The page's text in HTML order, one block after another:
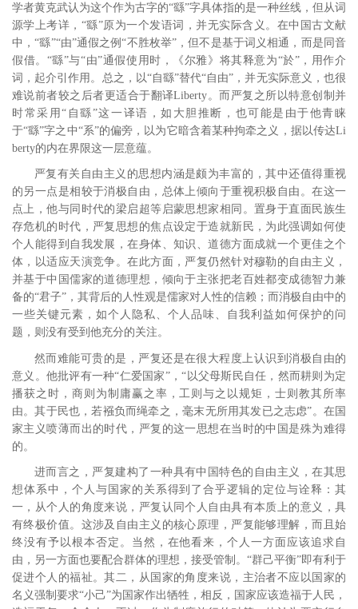
学者黄克武认为这个作为古字的“繇”字具体指的是一种丝线， 但从词
源学上考详，“繇”原为一个发语词， 并无实际含义。在中国古文献
中，“繇”“由”通假之例“不胜枚举”，但不是基于词义相通，而是同音
假借。“繇”与“由”通假使用时，《尔雅》将其释意为“於”，用作介
词，起介引作用。 总之，以“自繇”替代“自由”，并无实际意义，也很
难说前者较之后者更适合于翻译Liberty。而严复之所以特意创制并
时常采用“自繇”这一译语，如大胆推断，也可能是由于他青睐
于“繇”字之中“系”的偏旁，以为它暗含着某种拘牵之义，据以传达Li
berty的内在界限这一层意蕴。
严复有关自由主义的思想内涵是颇为丰富的，其中还值得重视
的另一点是相较于消极自由，总体上倾向于重视积极自由。在这一
点上，他与同时代的梁启超等启蒙思想家相同。置身于直面民族生
存危机的时代，严复思想的焦点设定于造就新民，为此强调如何使
个人能得到自我发展，在身体、知识、道德方面成就一个更佳之个
体，以适应天演竞争。在此方面，严复仍然针对穆勒的自由主义，
并基于中国儒家的道德理想，倾向于主张把老百姓都变成德智力兼
备的“君子”，其背后的人性观是儒家对人性的信赖；而消极自由中的
一些关键元素，如个人隐私、个人品味、自我利益如何保护的问
题，则没有受到他充分的关注。
然而难能可贵的是，严复还是在很大程度上认识到消极自由的
意义。他批评有一种“仁爱国家”，“以父母斯民自任，然而耕则为定
播获之时，商则为制庸赢之率，工则与之以规矩，士则教其所率
由。其于民也，若襁负而绳牵之，毫末无所用其发已之志虑”。 在国
家主义喷薄而出的时代，严复的这一思想在当时的中国是殊为难得
的。
进而言之，严复建构了一种具有中国特色的自由主义，在其思
想体系中，个人与国家的关系得到了合乎逻辑的定位与诠释：其
一，从个人的角度来说，严复认同个人自由具有本质上的意义，具
有终极价值。这涉及自由主义的核心原理，严复能够理解，而且始
终没有予以根本否定。当然，在他看来，个人一方面应该追求自
由，另一方面也要配合群体的理想，接受管制。“群己平衡”即有利于
促进个人的福祉。其二，从国家的角度来说，主治者不应以国家的
名义强制要求“小己”为国家作出牺牲，相反，国家应该造福于人民，